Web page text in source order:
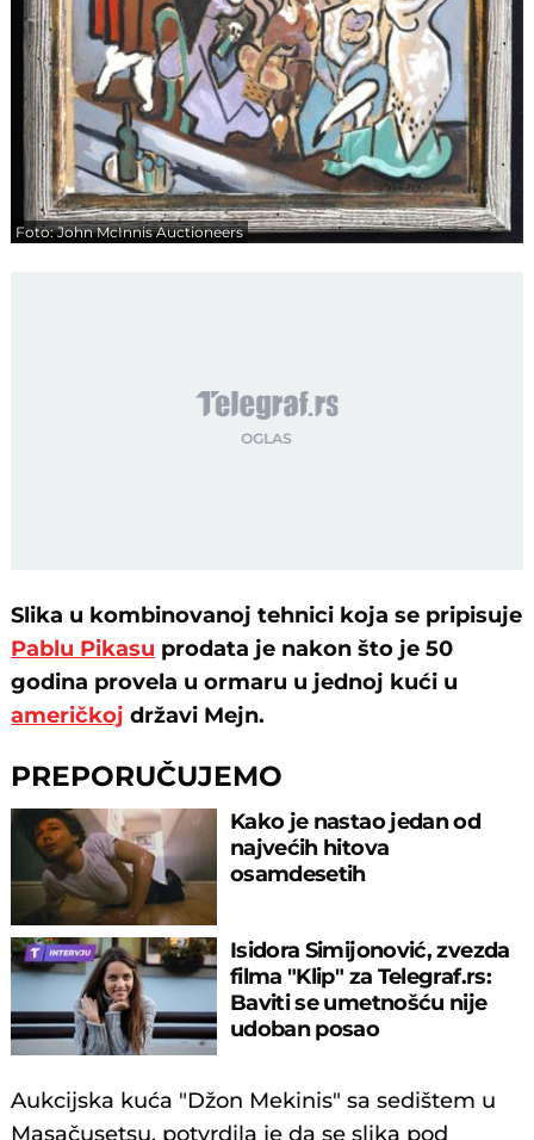
Foto: John McInnis Auctioneers
Slika u kombinovanoj tehnici koja se pripisuje
Pablu Pikasu prodata je nakon što je 50
godina provela u ormaru u jednoj kući u
američkoj državi Mejn.
PREPORUČUJEMO
Kako je nastao jedan od
najvećih hitova
osamdesetih
Isidora Simijonović, zvezda
filma "Klip" za Telegraf.rs:
Baviti se umetnošću nije
udoban posao
Aukcijska kuća "Džon Mekinis" sa sedištem u
Masačusetsu, potvrdila je da se slika pod